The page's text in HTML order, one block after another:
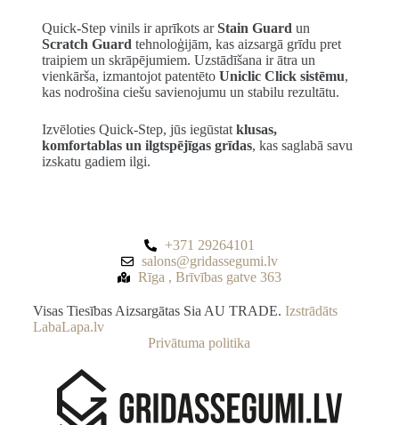
Quick-Step vinils ir aprīkots arStain Guard un
Scratch Guard tehnoloģijām, kas aizsargā grīdu pret
traipiem un skrāpējumiem. Uzstādīšana ir ātra un
vienkārša, izmantojot patentēto Uniclic Click sistēmu,
kas nodrošina ciešu savienojumu un stabilu rezultātu.
Izvēloties Quick-Step, jūs iegūstat klusas,
komfortablas un ilgtspējīgas grīdas, kas saglabā savu
izskatu gadiem ilgi.
+371 29264101
salons@gridassegumi.lv
Rīga , Brīvības gatve 363
Visas Tiesības Aizsargātas Sia AU TRADE. Izstrādāts
LabaLapa.lv
Privātuma politika